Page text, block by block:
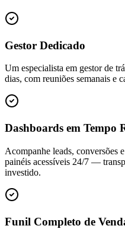
Gestor Dedicado
Um especialista em gestor de
dias, com reuniões semanais e
Dashboards em Tempo
Acompanhe leads, conversões
painéis acessíveis 24/7 —
investido.
Funil Completo de